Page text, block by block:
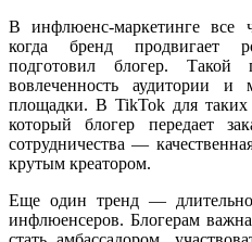
В инфлюенс-маркетинге все
когда бренд продвигает
подготовил блогер. Такой
вовлеченность аудитории и
площадки. В TikTok для таких
который блогер передает
сотрудничества —
крутым креатором.
Еще один тренд —
инфлюенсеров. Блогерам